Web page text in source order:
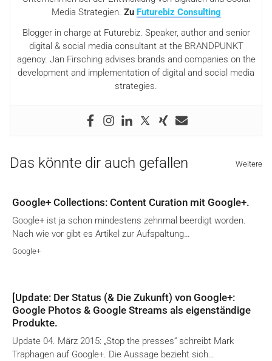
Media Strategien. Zu Futurebiz Consulting
Blogger in charge at Futurebiz. Speaker, author and senior
digital & social media consultant at the BRANDPUNKT
agency. Jan Firsching advises brands and companies on the
development and implementation of digital and social media
strategies.
Das könnte dir auch gefallen Weitere
Google+ Collections: Content Curation mit Google+.
Google+ ist ja schon mindestens zehnmal beerdigt worden.
Nach wie vor gibt es Artikel zur Aufspaltung…
Google+
[Update: Der Status (& Die Zukunft) von Google+:
Google Photos & Google Streams als eigenständige
Produkte.
Update 04. März 2015: „Stop the presses“ schreibt Mark
Traphagen auf Google+. Die Aussage bezieht sich…